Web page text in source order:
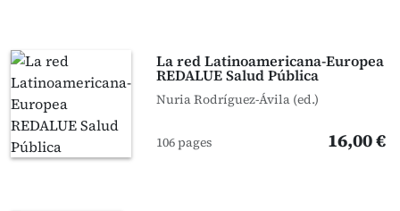
La red Latinoamericana-Europea
REDALUE Salud Pública
Nuria Rodríguez-Ávila (ed.)
106 pages 16,00 €